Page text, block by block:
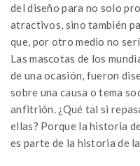
del diseño para no solo
atractivos, sino también
que, por otro medio no
Las mascotas de los
de una ocasión, fueron
sobre una causa o tema
anfitrión. ¿Qué tal si
ellas? Porque la historia
es parte de la historia de